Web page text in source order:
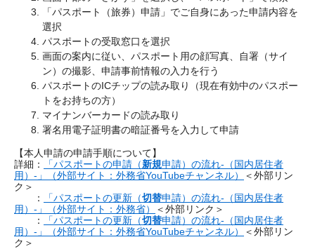
「パスポート（旅券）申請」でご自身にあった申請内容を
選択
パスポートの受取窓口を選択
画面の案内に従い、パスポート用の顔写真、自署（サイ
ン）の撮影、申請事前情報の入力を行う
パスポートのICチップの読み取り（現在有効中のパスポー
トをお持ちの方）
マイナンバーカードの読み取り
署名用電子証明書の暗証番号を入力して申請
【本人申請の申請手順について】
詳細：
「パスポートの申請（新規申請）の流れ-（国内居住者
用）-」（外部サイト：外務省YouTubeチャンネル）
＜外部リン
ク＞
：
「パスポートの更新（切替申請）の流れ-（国内居住者
用）-」（外部サイト：外務省）
＜外部リンク＞
：
「パスポートの更新（切替申請）の流れ-（国内居住者
用）-」（外部サイト：外務省YouTubeチャンネル）
＜外部リン
ク＞